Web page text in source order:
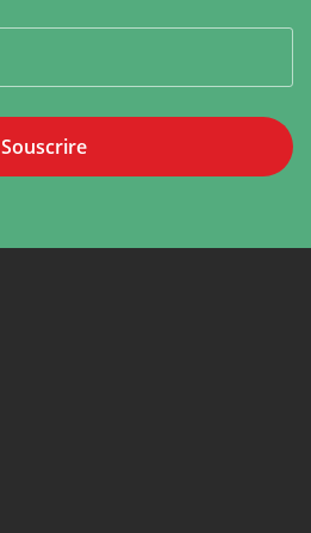
Souscrire